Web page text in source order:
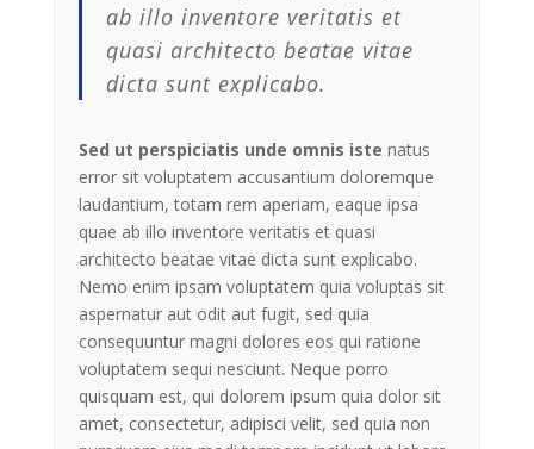
ab illo inventore veritatis et
quasi architecto beatae vitae
dicta sunt explicabo.
Sed ut perspiciatis unde omnis iste natus
error sit voluptatem accusantium doloremque
laudantium, totam rem aperiam, eaque ipsa
quae ab illo inventore veritatis et quasi
architecto beatae vitae dicta sunt explicabo.
Nemo enim ipsam voluptatem quia voluptas sit
aspernatur aut odit aut fugit, sed quia
consequuntur magni dolores eos qui ratione
voluptatem sequi nesciunt. Neque porro
quisquam est, qui dolorem ipsum quia dolor sit
amet, consectetur, adipisci velit, sed quia non